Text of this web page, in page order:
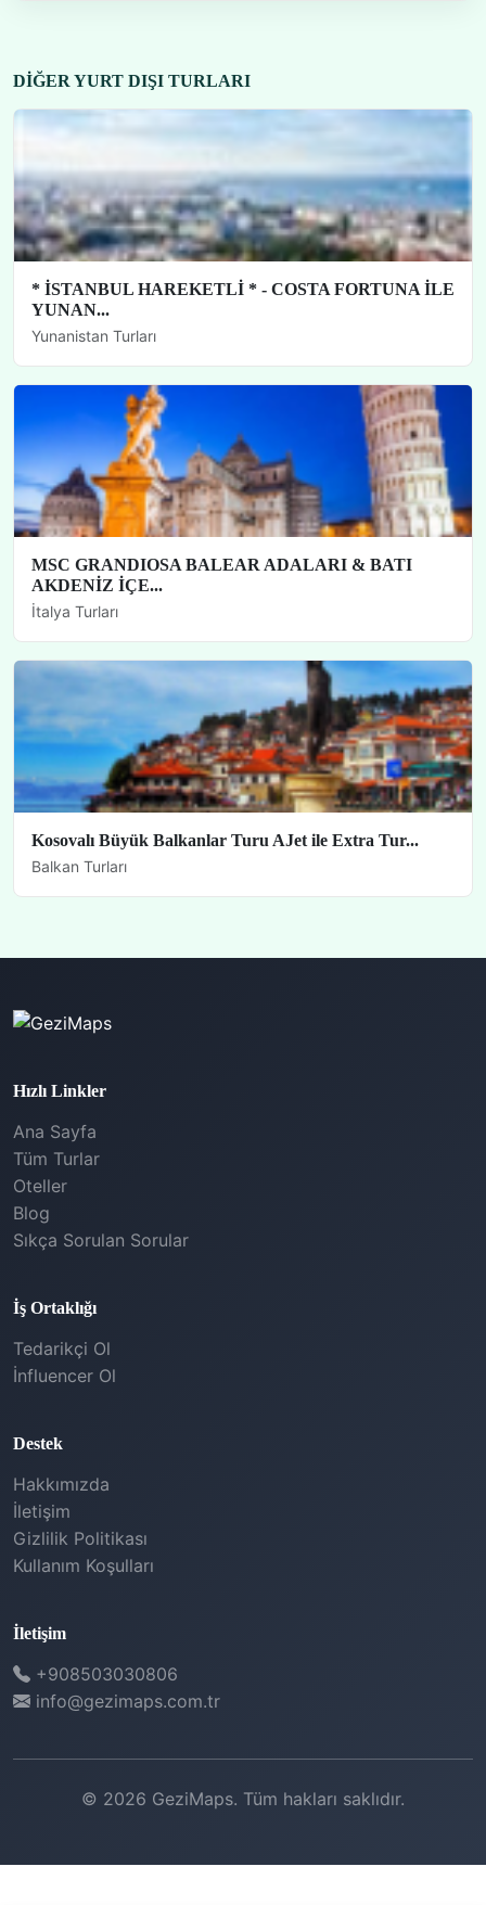
DIĞER YURT DIŞI TURLARI
* İSTANBUL HAREKETLİ * - COSTA FORTUNA İLE
YUNAN...
Yunanistan Turları
MSC GRANDIOSA BALEAR ADALARI & BATI
AKDENİZ İÇE...
İtalya Turları
Kosovalı Büyük Balkanlar Turu AJet ile Extra Tur...
Balkan Turları
Hızlı Linkler
Ana Sayfa
Tüm Turlar
Oteller
Blog
Sıkça Sorulan Sorular
İş Ortaklığı
Tedarikçi Ol
İnfluencer Ol
Destek
Hakkımızda
İletişim
Gizlilik Politikası
Kullanım Koşulları
İletişim
+908503030806
info@gezimaps.com.tr
© 2026 GeziMaps. Tüm hakları saklıdır.